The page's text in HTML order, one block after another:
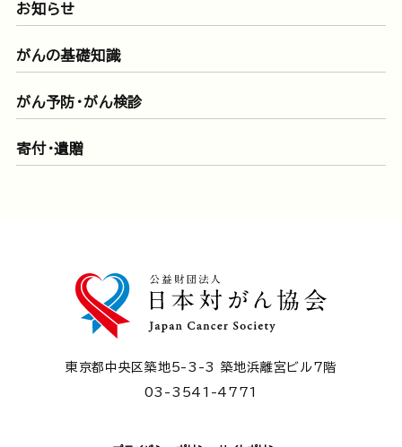
お知らせ
がんの基礎知識
がん予防・がん検診
寄付・遺贈
東京都中央区築地5-3-3 築地浜離宮ビル7階
03-3541-4771